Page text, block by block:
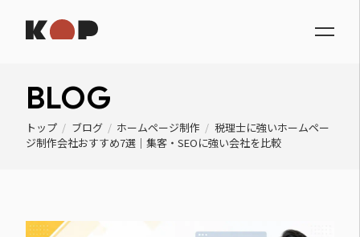
BLOG
トップ / ブログ / ホームページ制作 / 税理士に強いホームペー
ジ制作会社おすすめ7選｜集客・SEOに強い会社を比較